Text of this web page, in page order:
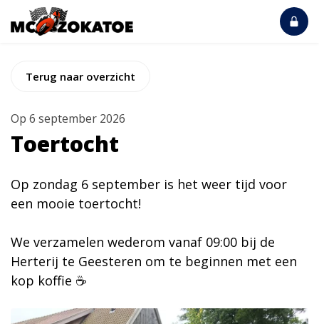
Terug naar overzicht
Op 6 september 2026
Toertocht
Op zondag 6 september is het weer tijd voor
een mooie toertocht!
We verzamelen wederom vanaf 09:00 bij de
Herterij te Geesteren om te beginnen met een
kop koffie ☕️